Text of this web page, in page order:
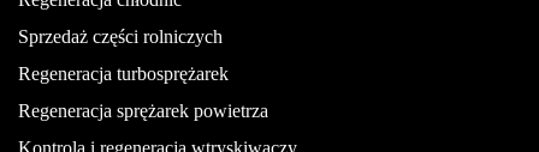
Sprzedaż części rolniczych
Regeneracja turbosprężarek
Regeneracja sprężarek powietrza
Kontrola i regeneracja wtryskiwaczy